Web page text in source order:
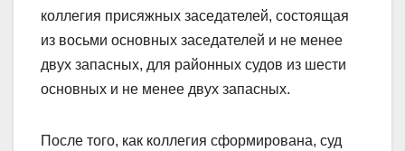
коллегия присяжных заседателей, состоящая
из восьми основных заседателей и не менее
двух запасных, для районных судов из шести
основных и не менее двух запасных.
После того, как коллегия сформирована, суд